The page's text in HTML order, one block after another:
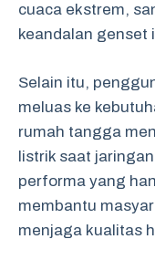
cuaca ekstrem,
keandalan genset
Selain itu,
meluas ke
rumah tangga
listrik saat
performa yang
membantu
menjaga kualitas